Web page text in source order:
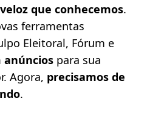
que conhecemos.
ferramentas
Eleitoral, Fórum e
anúncios para sua
Agora, precisamos de
.